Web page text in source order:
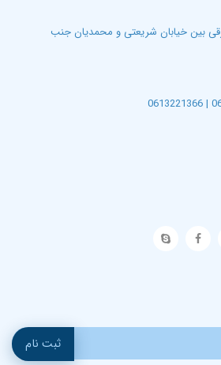
بین خیابان شریعتی و محمدیان جنب
ثبت نام